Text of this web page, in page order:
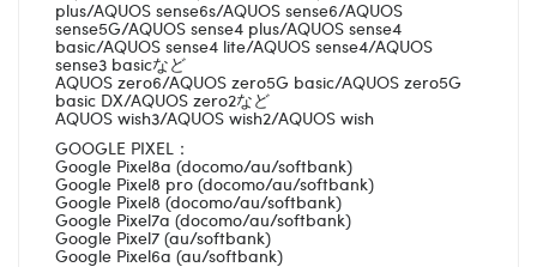
plus/AQUOS sense6s/AQUOS sense6/AQUOS
sense5G/AQUOS sense4 plus/AQUOS sense4
basic/AQUOS sense4 lite/AQUOS sense4/AQUOS
sense3 basicなど
AQUOS zero6/AQUOS zero5G basic/AQUOS zero5G
basic DX/AQUOS zero2など
AQUOS wish3/AQUOS wish2/AQUOS wish
GOOGLE PIXEL：
Google Pixel8a (docomo/au/softbank)
Google Pixel8 pro (docomo/au/softbank)
Google Pixel8 (docomo/au/softbank)
Google Pixel7a (docomo/au/softbank)
Google Pixel7 (au/softbank)
Google Pixel6a (au/softbank)